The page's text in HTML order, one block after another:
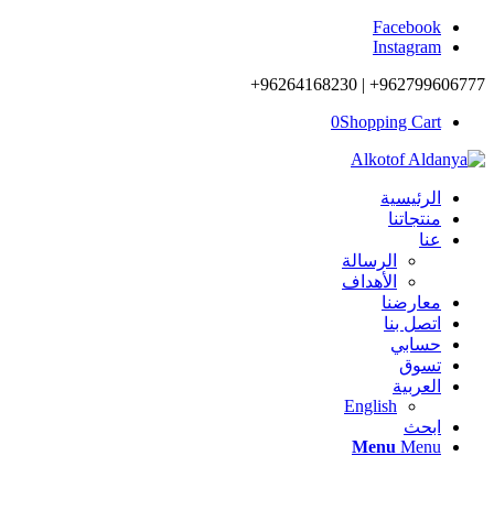
Facebook
Instagram
962799606777+ | 96264168230+
0Shopping Cart
الرئيسية
منتجاتنا
عنا
الرسالة
الأهداف
معارضنا
اتصل بنا
حسابي
تسوق
العربية
English
ابحث
Menu Menu